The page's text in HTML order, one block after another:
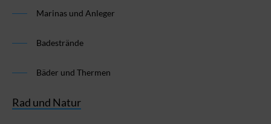
Marinas und Anleger
Badestrände
Bäder und Thermen
Rad und Natur